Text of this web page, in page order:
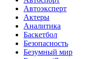
Автоэксперт
Актеры
Аналитика
Баскетбол
Безопасность
Безумный мир